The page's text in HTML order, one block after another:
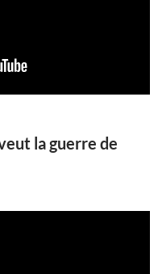
la guerre de